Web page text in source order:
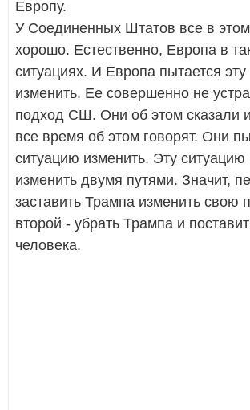
Европу.
У Соединенных Штатов все в
хорошо. Естественно, Европа в
ситуациях. И Европа пытается
изменить. Ее совершенно не
подход СШ. Они об этом сказали
все время об этом говорят. Они
ситуацию изменить. Эту
изменить двумя путями. Значит,
заставить Трампа изменить свою
второй - убрать Трампа и
человека.